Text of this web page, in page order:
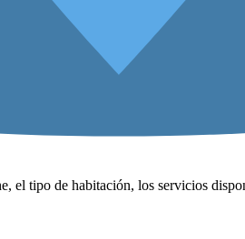
el tipo de habitación, los servicios